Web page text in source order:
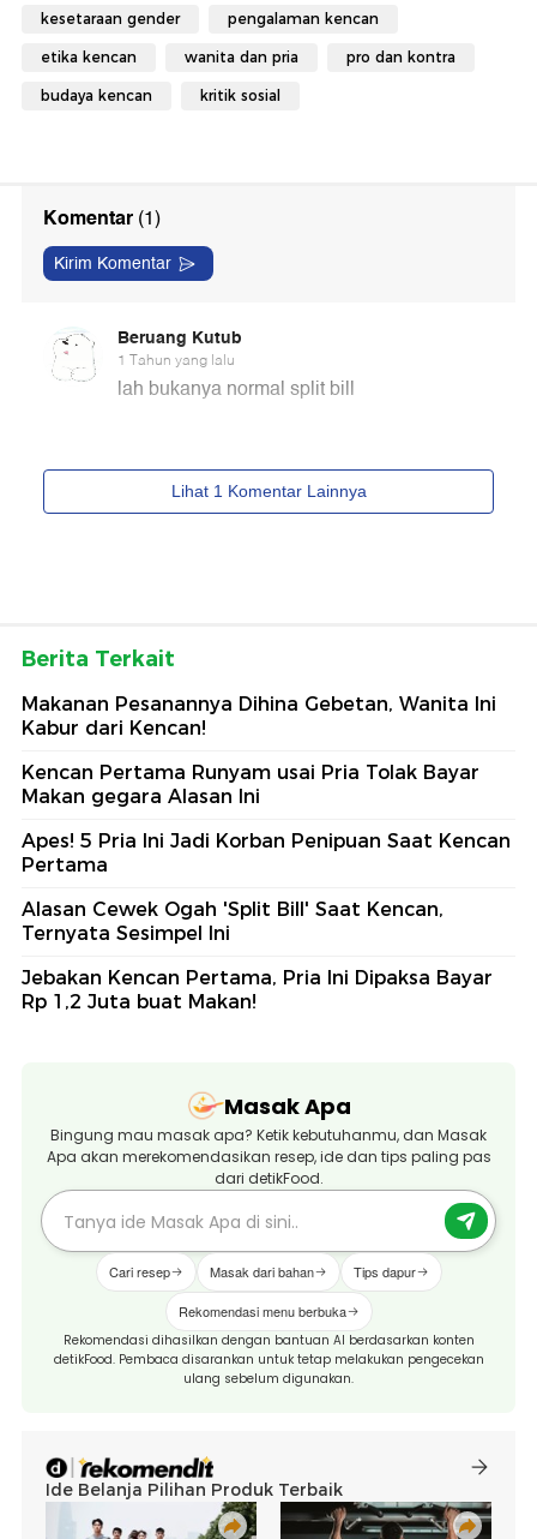
kesetaraan gender pengalaman kencan
etika kencan wanita dan pria pro dan kontra
budaya kencan kritik sosial
Berita Terkait
Makanan Pesanannya Dihina Gebetan, Wanita Ini
Kabur dari Kencan!
Kencan Pertama Runyam usai Pria Tolak Bayar
Makan gegara Alasan Ini
Apes! 5 Pria Ini Jadi Korban Penipuan Saat Kencan
Pertama
Alasan Cewek Ogah 'Split Bill' Saat Kencan,
Ternyata Sesimpel Ini
Jebakan Kencan Pertama, Pria Ini Dipaksa Bayar
Rp 1,2 Juta buat Makan!
Masak Apa
Bingung mau masak apa? Ketik kebutuhanmu, dan Masak
Apa akan merekomendasikan resep, ide dan tips paling pas
dari detikFood.
Cari resep Masak dari bahan Tips dapur
Rekomendasi menu berbuka
Rekomendasi dihasilkan dengan bantuan AI berdasarkan konten
detikFood. Pembaca disarankan untuk tetap melakukan pengecekan
ulang sebelum digunakan.